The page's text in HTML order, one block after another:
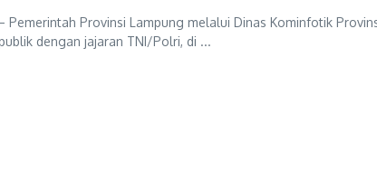
– Pemerintah Provinsi Lampung melalui Dinas Kominfotik
dengan jajaran TNI/Polri, di ...